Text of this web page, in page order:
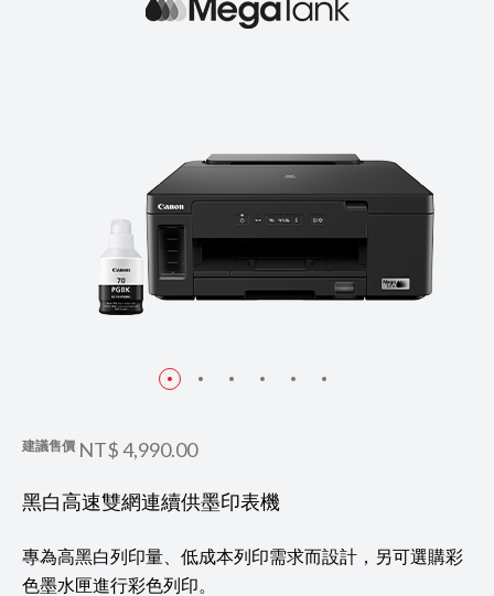
建議售價 NT$ 4,990.00
黑白高速雙網連續供墨印表機
專為高黑白列印量、低成本列印需求而設計，另可選購彩
色墨水匣進行彩色列印。